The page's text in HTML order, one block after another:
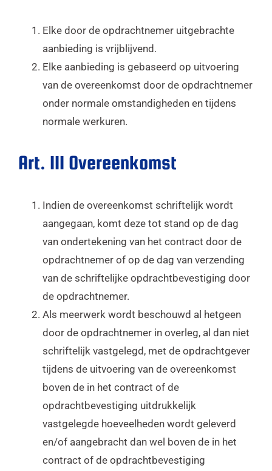
Elke door de opdrachtnemer uitgebrachte
aanbieding is vrijblijvend.
Elke aanbieding is gebaseerd op uitvoering
van de overeenkomst door de opdrachtnemer
onder normale omstandigheden en tijdens
normale werkuren.
Art. III Overeenkomst
Indien de overeenkomst schriftelijk wordt
aangegaan, komt deze tot stand op de dag
van ondertekening van het contract door de
opdrachtnemer of op de dag van verzending
van de schriftelijke opdrachtbevestiging door
de opdrachtnemer.
Als meerwerk wordt beschouwd al hetgeen
door de opdrachtnemer in overleg, al dan niet
schriftelijk vastgelegd, met de opdrachtgever
tijdens de uitvoering van de overeenkomst
boven de in het contract of de
opdrachtbevestiging uitdrukkelijk
vastgelegde hoeveelheden wordt geleverd
en/of aangebracht dan wel boven de in het
contract of de opdrachtbevestiging